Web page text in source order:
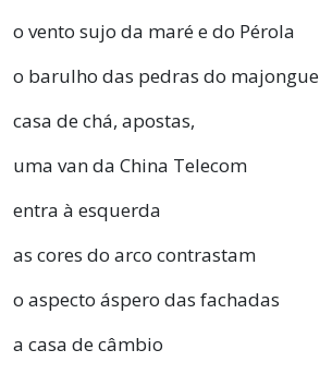
o vento sujo da maré e do Pérola
o barulho das pedras do majongue
casa de chá, apostas,
uma van da China Telecom
entra à esquerda
as cores do arco contrastam
o aspecto áspero das fachadas
a casa de câmbio